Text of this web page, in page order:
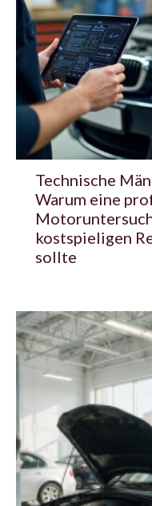
Technische
Warum eine
kostspieligen
sollte